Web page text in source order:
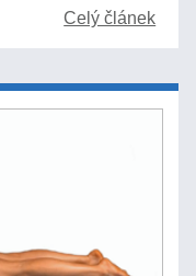
Celý článek